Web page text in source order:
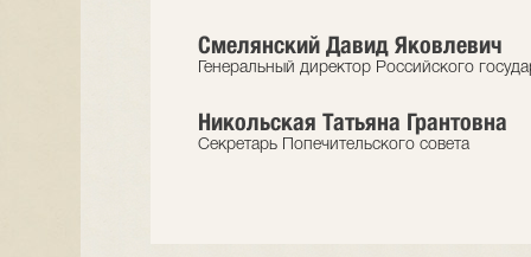
Смелянский Давид Яковлевич
Генеральный директор Российского
Никольская Татьяна Грантовна
Секретарь Попечительского совета